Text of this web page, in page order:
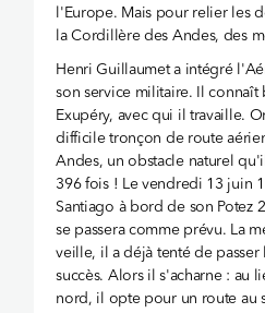
l'Europe. Mais pour relier les
la Cordillère des Andes, des
Henri Guillaumet a intégré
son service militaire. Il connaît
Exupéry, avec qui il travaille.
difficile tronçon de route
Andes, un obstacle naturel
396 fois ! Le vendredi 13 juin
Santiago à bord de son Potez
se passera comme prévu. La
veille, il a déjà tenté de passer
succès. Alors il s'acharne : au
nord, il opte pour un route au